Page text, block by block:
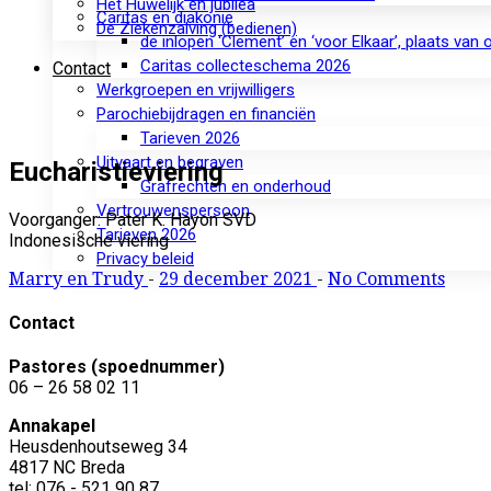
Caritas en diakonie
de inlopen ‘Clement’ en ‘voor Elkaar’, plaats
Caritas collecteschema 2026
Werkgroepen en vrijwilligers
Parochiebijdragen en financiën
Tarieven 2026
Uitvaart en begraven
Grafrechten en onderhoud
Vertrouwenspersoon
Tarieven 2026
Privacy beleid
Het Huwelijk en jubilea
De Ziekenzalving (bedienen)
Contact
Eucharistieviering
Voorganger: Pater K. Hayon SVD
Indonesische viering
Marry en Trudy - 29 december 2021 - No Comments
Contact
Pastores (spoednummer)
06 – 26 58 02 11
Annakapel
Heusdenhoutseweg 34
4817 NC Breda